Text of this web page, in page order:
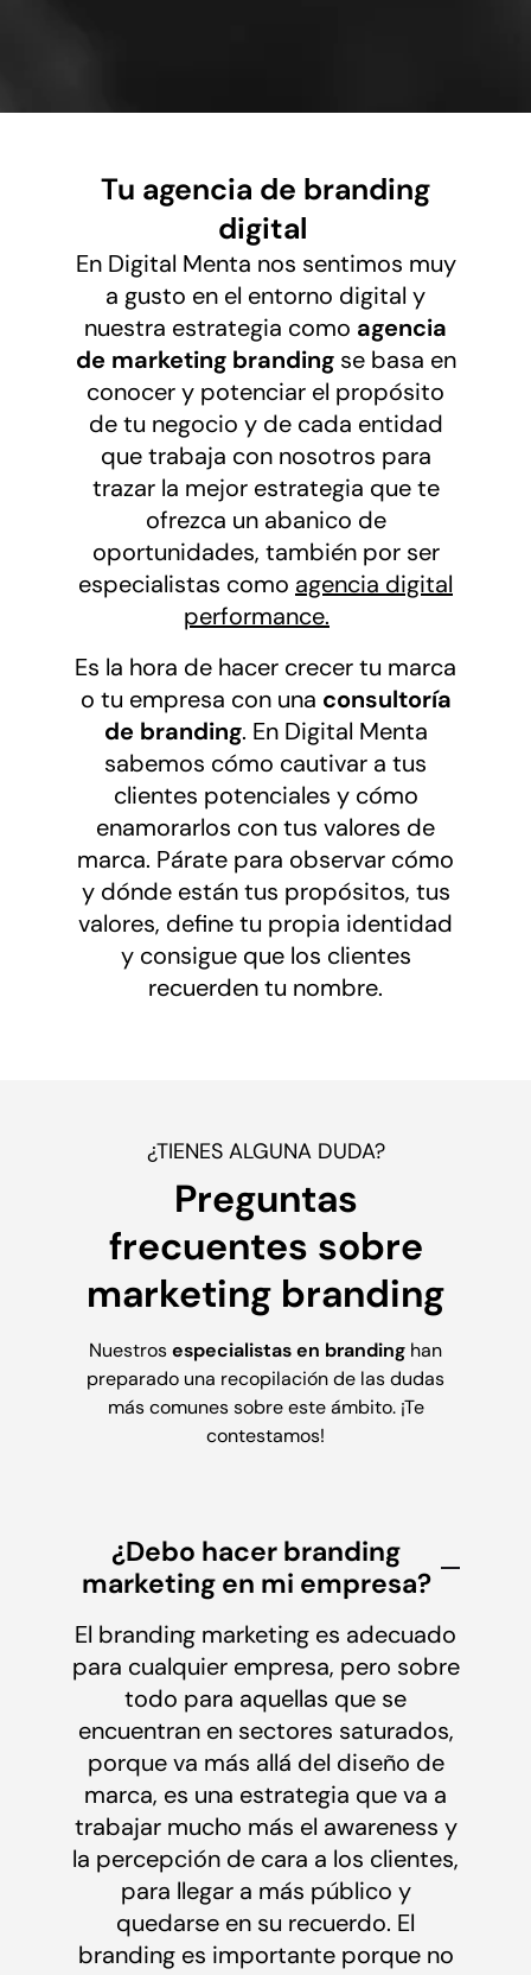
Tu agencia de branding
digital
En Digital Menta nos sentimos muy
a gusto en el entorno digital y
nuestra estrategia como agencia
de marketing branding se basa en
conocer y potenciar el propósito
de tu negocio y de cada entidad
que trabaja con nosotros para
trazar la mejor estrategia que te
ofrezca un abanico de
oportunidades, también por ser
especialistas como agencia digital
performance.
Es la hora de hacer crecer tu marca
o tu empresa con una consultoría
de branding. En Digital Menta
sabemos cómo cautivar a tus
clientes potenciales y cómo
enamorarlos con tus valores de
marca. Párate para observar cómo
y dónde están tus propósitos, tus
valores, define tu propia identidad
y consigue que los clientes
recuerden tu nombre.
¿TIENES ALGUNA DUDA?
Preguntas
frecuentes sobre
marketing branding
Nuestrosespecialistas en branding han
preparado una recopilación de las dudas
más comunes sobre este ámbito. ¡Te
contestamos!
¿Debo hacer branding
marketing en mi empresa?
El branding marketing es adecuado
para cualquier empresa, pero sobre
todo para aquellas que se
encuentran en sectores saturados,
porque va más allá del diseño de
marca, es una estrategia que va a
trabajar mucho más el awareness y
la percepción de cara a los clientes,
para llegar a más público y
quedarse en su recuerdo. El
branding es importante porque no